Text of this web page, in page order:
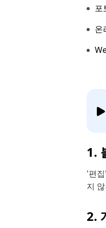
포
온
1.
'편
지
2.